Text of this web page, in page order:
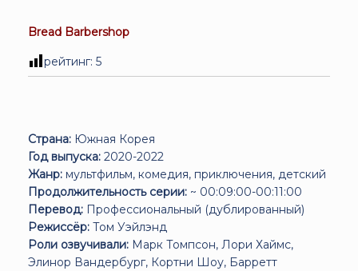
Bread Barbershop
рейтинг: 5
Страна: Южная Корея
Год выпуска: 2020-2022
Жанр: мультфильм, комедия, приключения, детский
Продолжительность серии: ~ 00:09:00-00:11:00
Перевод: Профессиональный (дублированный)
Режиссёр: Том Уэйлэнд
Роли озвучивали: Марк Томпсон, Лори Хаймс,
Элинор Вандербург, Кортни Шоу, Барретт